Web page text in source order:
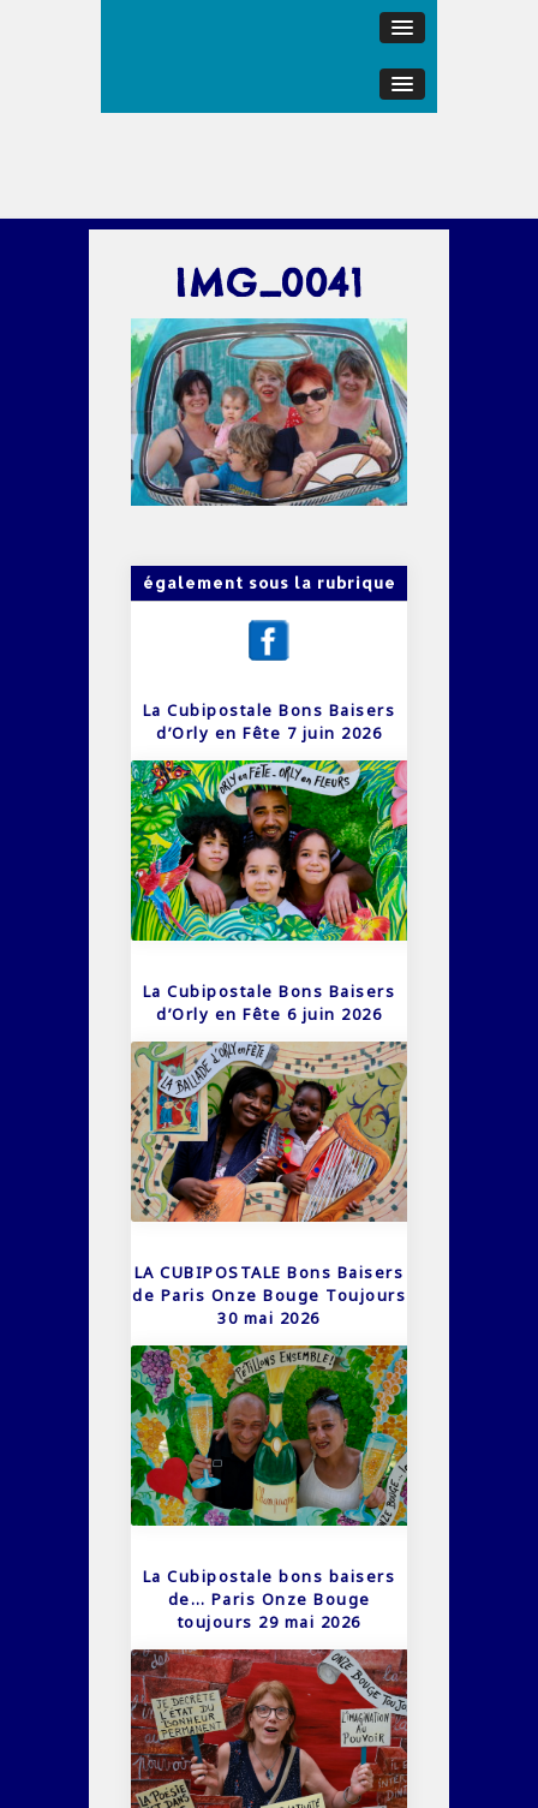
IMG_0041
également sous la rubrique
La Cubipostale Bons Baisers
d’Orly en Fête 7 juin 2026
La Cubipostale Bons Baisers
d’Orly en Fête 6 juin 2026
LA CUBIPOSTALE Bons Baisers
de Paris Onze Bouge Toujours
30 mai 2026
La Cubipostale bons baisers
de… Paris Onze Bouge
toujours 29 mai 2026